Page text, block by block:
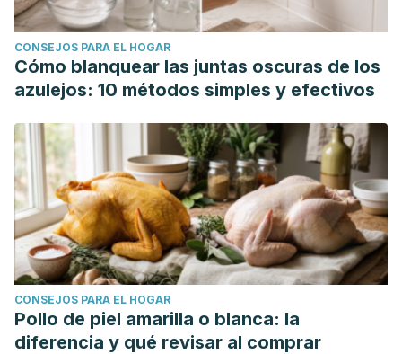
CONSEJOS PARA EL HOGAR
Cómo blanquear las juntas oscuras de los
azulejos: 10 métodos simples y efectivos
CONSEJOS PARA EL HOGAR
Pollo de piel amarilla o blanca: la
diferencia y qué revisar al comprar